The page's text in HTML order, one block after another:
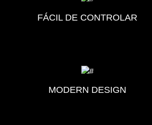
FÁCIL DE CONTROLAR
MODERN DESIGN